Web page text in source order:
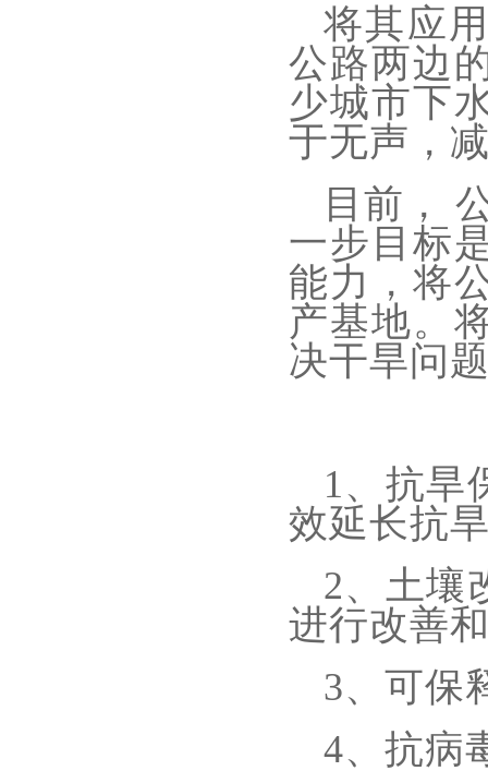
将其应
公路两边
少城市下
于无声，
目前，
一步目标
能力，将
产基地。
决干旱问
1、 抗旱
效延长抗
2、 土壤
进行改善
3、 可保
4、 抗病